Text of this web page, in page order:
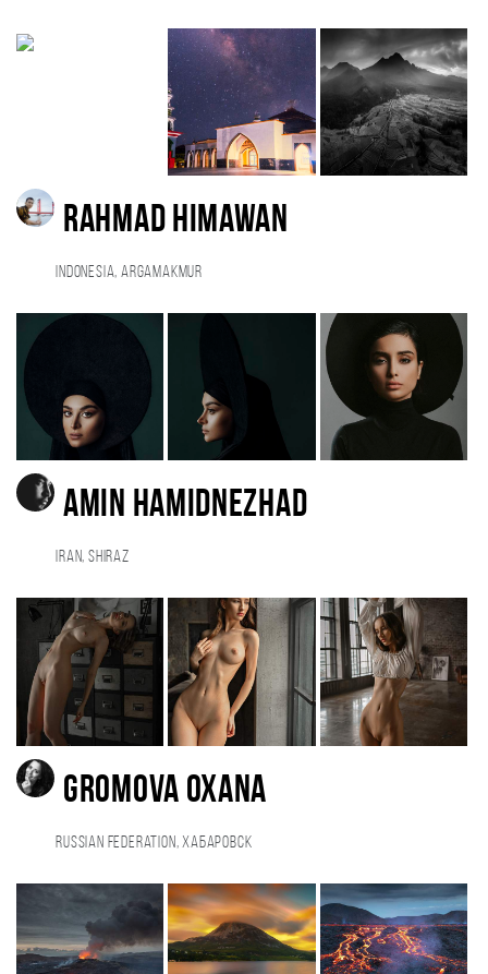
rahmad himawan
Indonesia, argamakmur
amin hamidnezhad
Iran, shiraz
Gromova Oxana
Russian Federation, Хабаровск